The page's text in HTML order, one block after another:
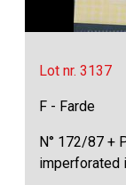
Lot nr. 3137
F - Farde
N° 172/87 +
imperforated